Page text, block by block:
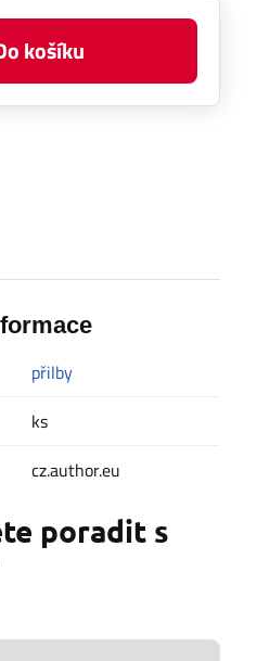
Do košíku
přilby
ks
cz.author.eu
poradit s